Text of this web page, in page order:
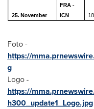
25. November
FRA -
ICN
Foto -
https://
g
Logo -
https://
h300_update1_Logo.jpg